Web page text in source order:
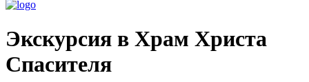
Экскурсия в Храм Христа
Спасителя